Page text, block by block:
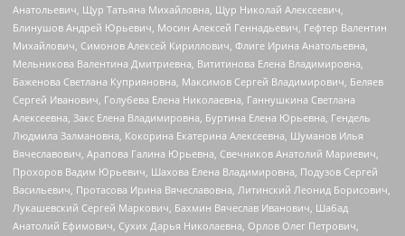
Анатольевич, Щур Татьяна Михайловна, Щур Николай Алексеевич,
Блинушов Андрей Юрьевич, Мосин Алексей Геннадьевич, Гефтер Валентин
Михайлович, Симонов Алексей Кириллович, Флиге Ирина Анатольевна,
Мельникова Валентина Дмитриевна, Вититинова Елена Владимировна,
Баженова Светлана Куприяновна, Максимов Сергей Владимирович, Беляев
Сергей Иванович, Голубева Елена Николаевна, Ганнушкина Светлана
Алексеевна, Закс Елена Владимировна, Буртина Елена Юрьевна, Гендель
Людмила Залмановна, Кокорина Екатерина Алексеевна, Шуманов Илья
Вячеславович, Арапова Галина Юрьевна, Свечников Анатолий Мариевич,
Прохоров Вадим Юрьевич, Шахова Елена Владимировна, Подузов Сергей
Васильевич, Протасова Ирина Вячеславовна, Литинский Леонид Борисович,
Лукашевский Сергей Маркович, Бахмин Вячеслав Иванович, Шабад
Анатолий Ефимович, Сухих Дарья Николаевна, Орлов Олег Петрович,